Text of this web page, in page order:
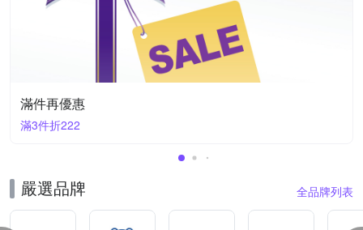
滿件再優惠
滿3件折222
嚴選品牌 全品牌列表